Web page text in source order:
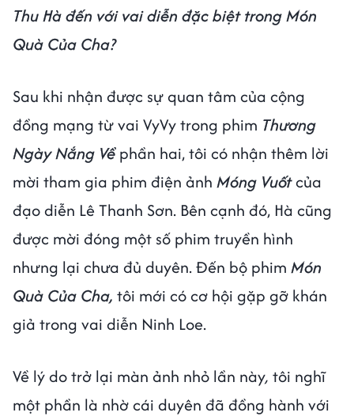
Thu Hà đến với vai diễn đặc biệt trong Món
Quà Của Cha?
Sau khi nhận được sự quan tâm của cộng
đồng mạng từ vai VyVy trong phim Thương
Ngày Nắng Vềphần hai, tôi có nhận thêm lời
mời tham gia phim điện ảnh Móng Vuốtcủa
đạo diễn Lê Thanh Sơn. Bên cạnh đó, Hà cũng
được mời đóng một số phim truyền hình
nhưng lại chưa đủ duyên. Đến bộ phim Món
Quà Của Cha, tôi mới có cơ hội gặp gỡ khán
giả trong vai diễn Ninh Loe.
Về lý do trở lại màn ảnh nhỏ lần này, tôi nghĩ
một phần là nhờ cái duyên đã đồng hành với